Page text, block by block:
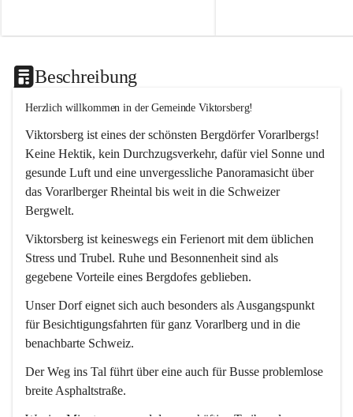
Beschreibung
Herzlich willkommen in der Gemeinde Viktorsberg!
Viktorsberg ist eines der schönsten Bergdörfer Vorarlbergs!
Keine Hektik, kein Durchzugsverkehr, dafür viel Sonne und
gesunde Luft und eine unvergessliche Panoramasicht über
das Vorarlberger Rheintal bis weit in die Schweizer
Bergwelt.
Viktorsberg ist keineswegs ein Ferienort mit dem üblichen
Stress und Trubel. Ruhe und Besonnenheit sind als
gegebene Vorteile eines Bergdofes geblieben.
Unser Dorf eignet sich auch besonders als Ausgangspunkt
für Besichtigungsfahrten für ganz Vorarlberg und in die
benachbarte Schweiz.
Der Weg ins Tal führt über eine auch für Busse problemlose
breite Asphaltstraße.